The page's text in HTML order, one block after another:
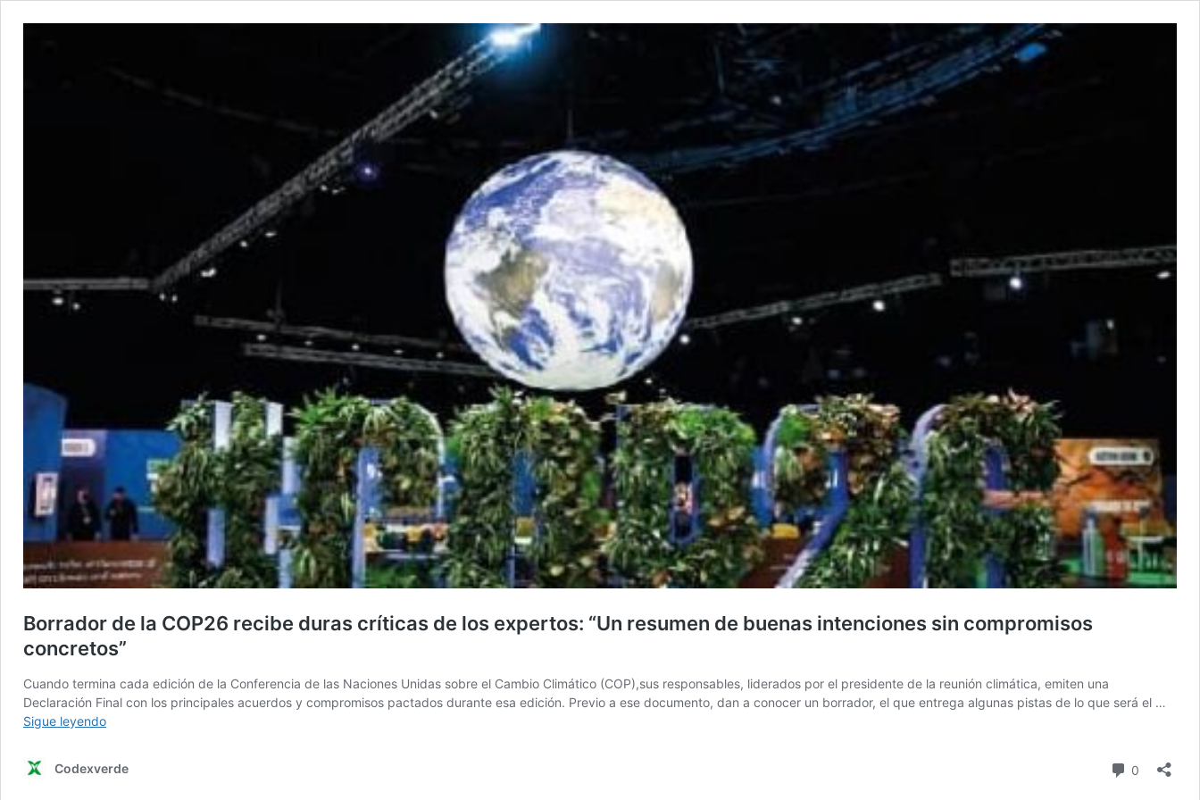
Borrador de la COP26 recibe duras críticas de los expertos: “Un resumen de buenas intenciones sin compromisos
concretos”
Cuando termina cada edición de la Conferencia de las Naciones Unidas sobre el Cambio Climático (COP),sus responsables, liderados por el presidente de la reunión climática, emiten una
Declaración Final con los principales acuerdos y compromisos pactados durante esa edición. Previo a ese documento, dan a conocer un borrador, el que entrega algunas pistas de lo que será el …
Sigue leyendoBorrador
COP26
Codexverde 0